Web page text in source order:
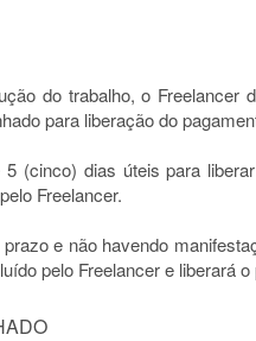
do trabalho, o
para liberação do
(cinco) dias úteis para
Freelancer.
e não havendo
pelo Freelancer e liberará o